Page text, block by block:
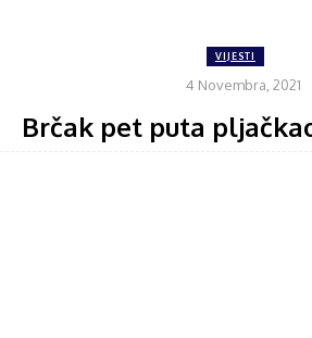
VIJESTI
4 Novembra, 2021
Brčak pet puta